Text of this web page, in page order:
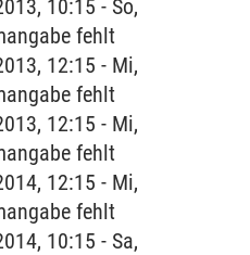
10:15 - So,
fehlt
12:15 - Mi,
fehlt
12:15 - Mi,
fehlt
12:15 - Mi,
fehlt
10:15 - Sa,